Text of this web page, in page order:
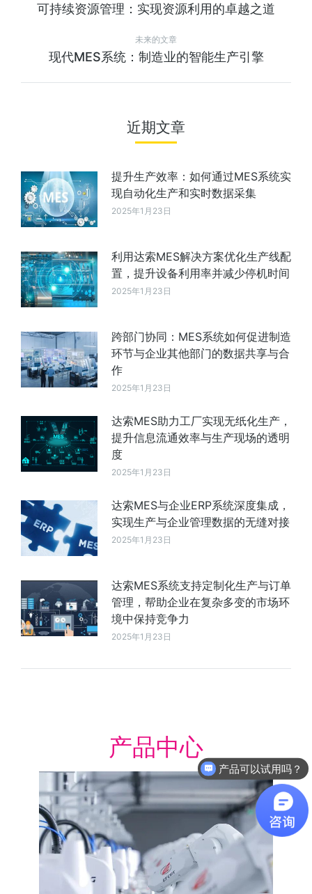
可持续资源管理：实现资源利用的卓越之道
未来的文章
现代MES系统：制造业的智能生产引擎
近期文章
提升生产效率：如何通过MES系统实
现自动化生产和实时数据采集
2025年1月23日
利用达索MES解决方案优化生产线配
置，提升设备利用率并减少停机时间
2025年1月23日
跨部门协同：MES系统如何促进制造
环节与企业其他部门的数据共享与合
作
2025年1月23日
达索MES助力工厂实现无纸化生产，
提升信息流通效率与生产现场的透明
度
2025年1月23日
达索MES与企业ERP系统深度集成，
实现生产与企业管理数据的无缝对接
2025年1月23日
达索MES系统支持定制化生产与订单
管理，帮助企业在复杂多变的市场环
境中保持竞争力
2025年1月23日
产品中心
软件有折扣吗？